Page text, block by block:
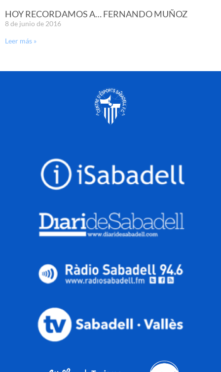
HOY RECORDAMOS A… FERNANDO MUÑOZ
8 de junio de 2016
Leer más »